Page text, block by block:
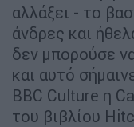
αλλάξει - το
άνδρες και
δεν μπορούσε
και αυτό
BBC Culture η
του βιβλίου